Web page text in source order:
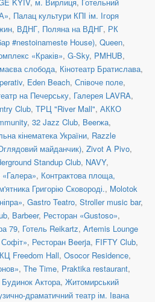
KYIV, м. Вирлиця, Готельний
, Палац культури КПІ ім. Ігоря
, ВДНГ, Поляна на ВДНГ, РК
#nestoinameste House), Queen,
«Краків», G-Sky, PMHUB,
слобода, Кінотеатр Братислава,
, Eden Beach, Співоче поле,
на Печерську, Галерея LAVRA,
Club, ТРЦ "River Mall", АККО
, 32 Jazz Club, Beerжа,
кінематека України, Razzle
майданчик), Zivot A Pivo,
Standup Club, NAVY,
, Контрактова площа,
Григорію Сковороді., Molotok
, Gastro Teatro, Stroller music bar,
, Barbeer, Ресторан «Gustoso»,
79, Готель Reikartz, Artemis Lounge
, Ресторан Beerja, FIFTY Club,
КЦ Freedom Hall, Osocor Residence,
, The Time, Praktika restaurant,
Будинок Актора, Житомирський
драматичний театр ім. Івана